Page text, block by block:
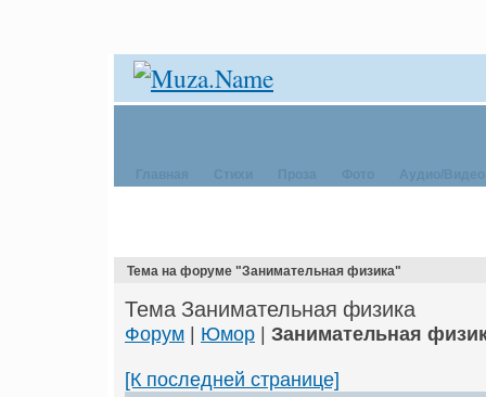
Тема на форуме "Занимательная физика"
Тема Занимательная физика
Форум Юмор Занимательная
[К последней странице]